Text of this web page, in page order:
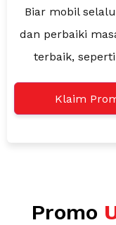
Biar mobil
dan perbaiki
terbaik,
Klaim
Promo